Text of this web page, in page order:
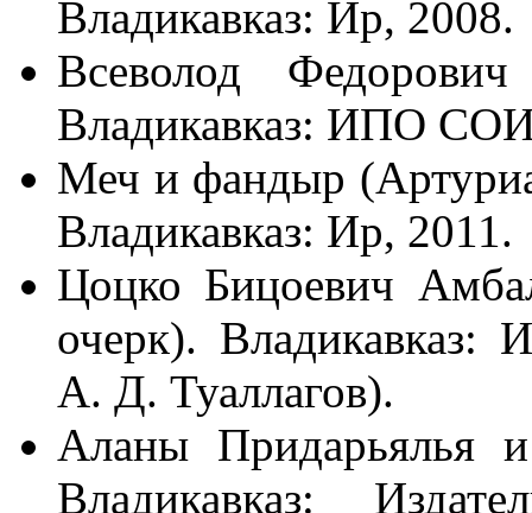
Владикавказ: Ир, 2008.
Всеволод
Владикавказ: ИПО
Меч и фандыр
Владикавказ: Ир, 2011.
Цоцко Бицоевич
очерк).
А. Д. Туаллагов).
Аланы Придарьялья
Владикавказ: